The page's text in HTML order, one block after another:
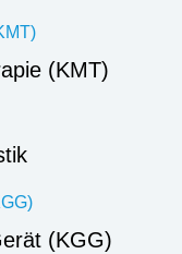
(KMT)
(KGG)